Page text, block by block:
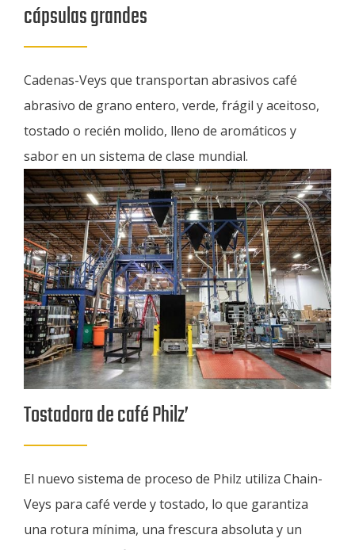
cápsulas grandes
Cadenas-Veys que transportan abrasivos café
abrasivo de grano entero, verde, frágil y aceitoso,
tostado o recién molido, lleno de aromáticos y
sabor en un sistema de clase mundial.
Tostadora de café Philz’
El nuevo sistema de proceso de Philz utiliza Chain-
Veys para café verde y tostado, lo que garantiza
una rotura mínima, una frescura absoluta y un